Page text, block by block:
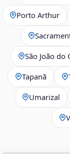
Porto Arthur
São João do
Tapanã
Umarizal